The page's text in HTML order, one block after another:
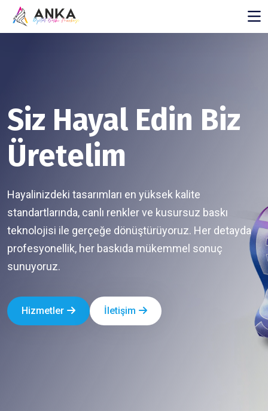
Siz Hayal Edin Biz
Üretelim
Hayalinizdeki tasarımları en yüksek kalite
standartlarında, canlı renkler ve kusursuz baskı
teknolojisi ile gerçeğe dönüştürüyoruz. Her detayda
profesyonellik, her baskıda mükemmel sonuç
sunuyoruz.
Hizmetler İletişim